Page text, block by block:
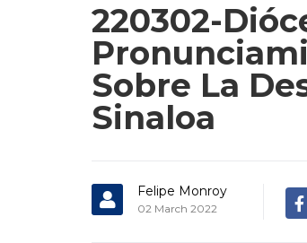
220302-
Sobre La
Sinaloa
Felipe Monroy
02 March 2022